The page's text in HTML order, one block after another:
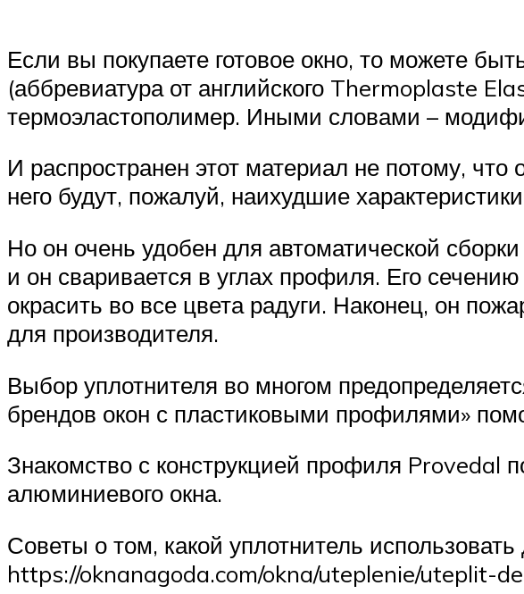
Если вы покупаете готовое окно, то можете
(аббревиатура от английского Thermoplaste
термоэластополимер. Иными словами –
И распространен этот материал не потому,
него будут, пожалуй, наихудшие
Но он очень удобен для автоматической
и он сваривается в углах профиля. Его
окрасить во все цвета радуги. Наконец, он
для производителя.
Выбор уплотнителя во многом
брендов окон с пластиковыми профилями»
Знакомство с конструкцией профиля Provedal
алюминиевого окна.
Советы о том, какой уплотнитель
https://oknanagoda.com/okna/uteplenie/uteplit-